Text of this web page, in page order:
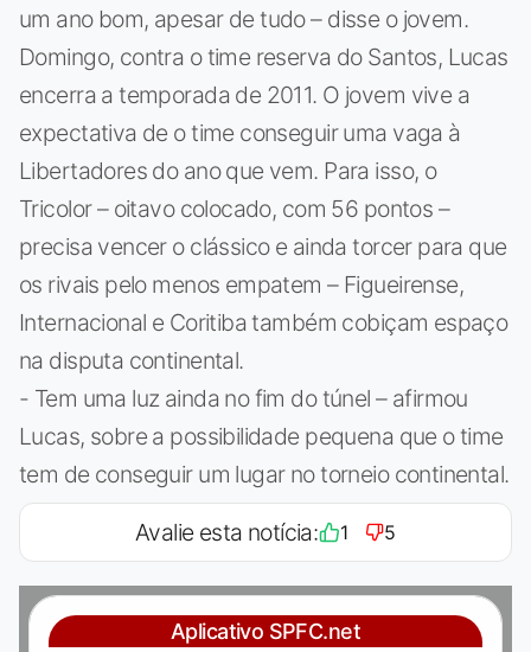
um ano bom, apesar de tudo – disse o jovem.
Domingo, contra o time reserva do Santos, Lucas
encerra a temporada de 2011. O jovem vive a
expectativa de o time conseguir uma vaga à
Libertadores do ano que vem. Para isso, o
Tricolor – oitavo colocado, com 56 pontos –
precisa vencer o clássico e ainda torcer para que
os rivais pelo menos empatem – Figueirense,
Internacional e Coritiba também cobiçam espaço
na disputa continental.
- Tem uma luz ainda no fim do túnel – afirmou
Lucas, sobre a possibilidade pequena que o time
tem de conseguir um lugar no torneio continental.
Avalie esta notícia: 1 5
Aplicativo SPFC.net